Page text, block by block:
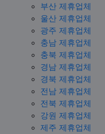
부산 제휴업체
울산 제휴업체
광주 제휴업체
충남 제휴업체
충북 제휴업체
경남 제휴업체
경북 제휴업체
전남 제휴업체
전북 제휴업체
강원 제휴업체
제주 제휴업체